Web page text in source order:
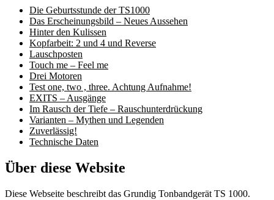
Die Geburtsstunde der TS1000
Das Erscheinungsbild – Neues Aussehen
Hinter den Kulissen
Kopfarbeit: 2 und 4 und Reverse
Lauschposten
Touch me – Feel me
Drei Motoren
Test one, two , three. Achtung Aufnahme!
EXITS – Ausgänge
Im Rausch der Tiefe – Rauschunterdrückung
Varianten – Mythen und Legenden
Zuverlässig!
Technische Daten
Über diese Website
Diese Webseite beschreibt das Grundig Tonbandgerät TS 1000.